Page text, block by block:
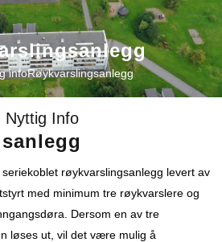
infoRøykvarslingsanlegg
Nyttig Info
røykvarslingsanlegg levert av
med minimum tre røykvarslere og
Dersom en av tre
løses ut, vil det være mulig å